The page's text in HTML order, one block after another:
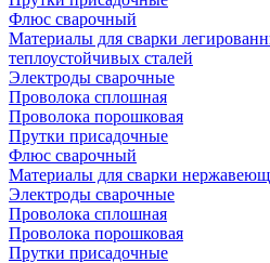
Флюс сварочный
Материалы для сварки
теплоустойчивых сталей
Электроды сварочные
Проволока сплошная
Проволока порошковая
Прутки присадочные
Флюс сварочный
Материалы для сварки
Электроды сварочные
Проволока сплошная
Проволока порошковая
Прутки присадочные